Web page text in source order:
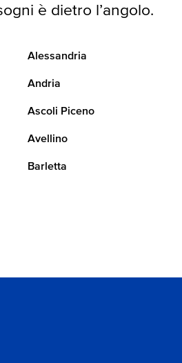
è dietro l’angolo.
Alessandria
Andria
Ascoli Piceno
Avellino
Barletta